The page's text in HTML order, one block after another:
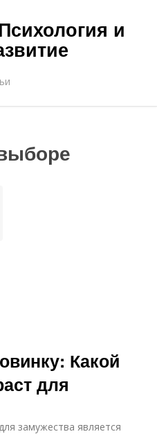
и
Какой
для
замужества является